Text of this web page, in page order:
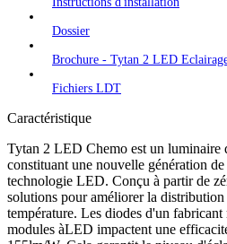
Dossier
Brochure - Tytan 2 LED
Fichiers LDT
Caractéristique
Tytan 2 LED Chemo est un
constituant une nouvelle génération
technologie LED. Conçu à partir de
solutions pour améliorer la
température. Les diodes d'un
modules àLED impactent une